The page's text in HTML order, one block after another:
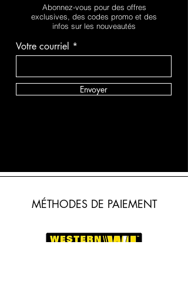
Abonnez-vous pour des offres
exclusives, des codes promo et des
infos sur les nouveautés
Votre courriel
Envoyer
MÉTHODES DE PAIEMENT